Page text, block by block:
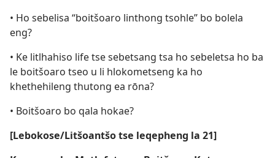
• Ho sebelisa “boitšoaro linthong tsohle” bo bolela
eng?
• Ke litlhahiso life tse sebetsang tsa ho sebeletsa ho ba
le boitšoaro tseo u li hlokometseng ka ho
khethehileng thutong ea rōna?
• Boitšoaro bo qala hokae?
[Lebokose/Litšoantšo tse leqepheng la 21]